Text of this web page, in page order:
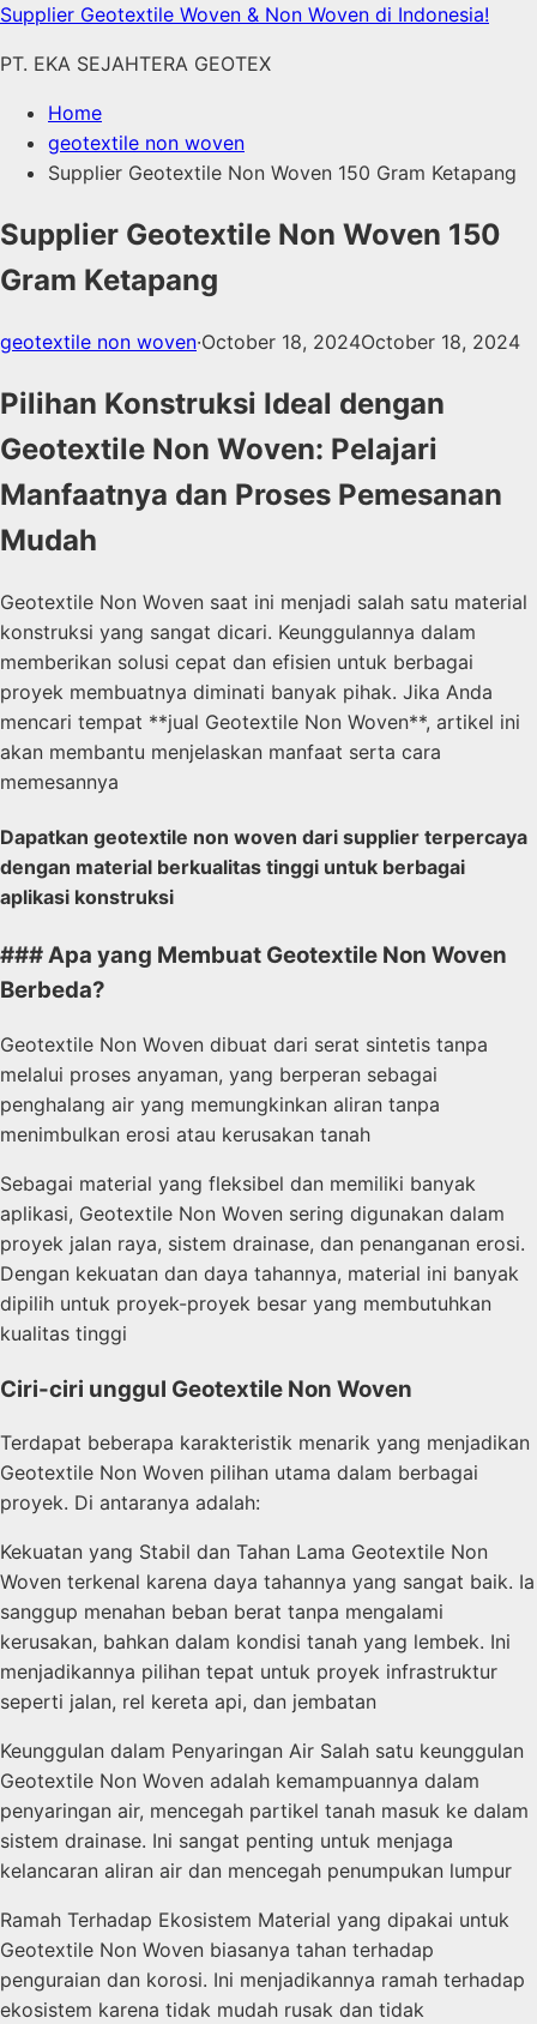
Skip
content
Supplier Geotextile Woven & Non Woven di Indonesia!
PT. EKA SEJAHTERA GEOTEX
Home
geotextile non woven
Supplier Geotextile Non Woven 150 Gram Ketapang
Supplier Geotextile Non Woven 150
Gram Ketapang
geotextile non woven·October 18, 2024October 18, 2024
Pilihan Konstruksi Ideal dengan
Geotextile Non Woven: Pelajari
Manfaatnya dan Proses Pemesanan
Mudah
Geotextile Non Woven saat ini menjadi salah satu material
konstruksi yang sangat dicari. Keunggulannya dalam
memberikan solusi cepat dan efisien untuk berbagai
proyek membuatnya diminati banyak pihak. Jika Anda
mencari tempat **jual Geotextile Non Woven**, artikel ini
akan membantu menjelaskan manfaat serta cara
memesannya
Dapatkan geotextile non woven dari supplier terpercaya
dengan material berkualitas tinggi untuk berbagai
aplikasi konstruksi
### Apa yang Membuat Geotextile Non Woven
Berbeda?
Geotextile Non Woven dibuat dari serat sintetis tanpa
melalui proses anyaman, yang berperan sebagai
penghalang air yang memungkinkan aliran tanpa
menimbulkan erosi atau kerusakan tanah
Sebagai material yang fleksibel dan memiliki banyak
aplikasi, Geotextile Non Woven sering digunakan dalam
proyek jalan raya, sistem drainase, dan penanganan erosi.
Dengan kekuatan dan daya tahannya, material ini banyak
dipilih untuk proyek-proyek besar yang membutuhkan
kualitas tinggi
Ciri-ciri unggul Geotextile Non Woven
Terdapat beberapa karakteristik menarik yang menjadikan
Geotextile Non Woven pilihan utama dalam berbagai
proyek. Di antaranya adalah:
Kekuatan yang Stabil dan Tahan Lama Geotextile Non
Woven terkenal karena daya tahannya yang sangat baik. Ia
sanggup menahan beban berat tanpa mengalami
kerusakan, bahkan dalam kondisi tanah yang lembek. Ini
menjadikannya pilihan tepat untuk proyek infrastruktur
seperti jalan, rel kereta api, dan jembatan
Keunggulan dalam Penyaringan Air Salah satu keunggulan
Geotextile Non Woven adalah kemampuannya dalam
penyaringan air, mencegah partikel tanah masuk ke dalam
sistem drainase. Ini sangat penting untuk menjaga
kelancaran aliran air dan mencegah penumpukan lumpur
Ramah Terhadap Ekosistem Material yang dipakai untuk
Geotextile Non Woven biasanya tahan terhadap
penguraian dan korosi. Ini menjadikannya ramah terhadap
ekosistem karena tidak mudah rusak dan tidak